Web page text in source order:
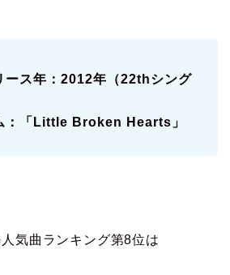
ース年：2012年（22thシング
：「Little Broken Hearts」
気曲ランキング第8位は